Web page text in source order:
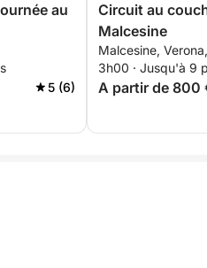
au
5 (6)
Circuit au
Malcesine
Malcesine,
3h00 · Jusqu'à 9
A partir de 800